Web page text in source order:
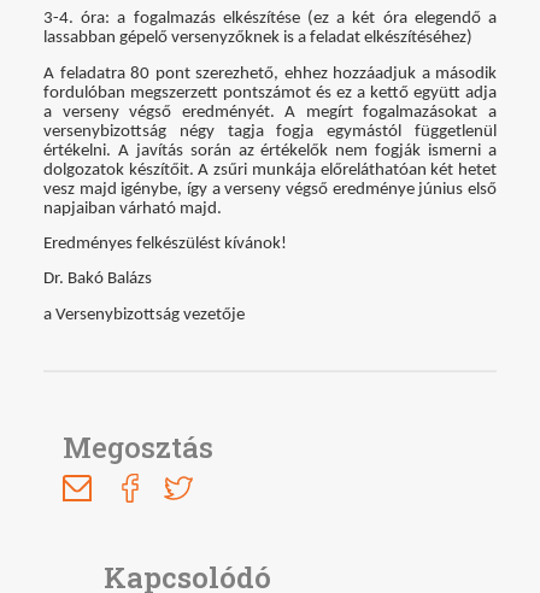
3-4. óra: a fogalmazás elkészítése (ez a két óra elegendő a
lassabban gépelő versenyzőknek is a feladat elkészítéséhez)
A feladatra 80 pont szerezhető, ehhez hozzáadjuk a második
fordulóban megszerzett pontszámot és ez a kettő együtt adja
a verseny végső eredményét. A megírt fogalmazásokat a
versenybizottság négy tagja fogja egymástól függetlenül
értékelni. A javítás során az értékelők nem fogják ismerni a
dolgozatok készítőit. A zsűri munkája előreláthatóan két hetet
vesz majd igénybe, így a verseny végső eredménye június első
napjaiban várható majd.
Eredményes felkészülést kívánok!
Dr. Bakó Balázs
a Versenybizottság vezetője
Megosztás